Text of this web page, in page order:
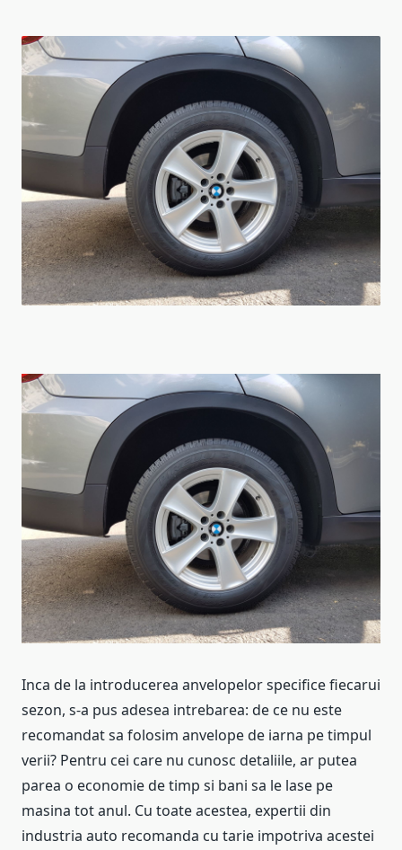
Inca de la introducerea anvelopelor specifice fiecarui
sezon, s-a pus adesea intrebarea: de ce nu este
recomandat sa folosim anvelope de iarna pe timpul
verii? Pentru cei care nu cunosc detaliile, ar putea
parea o economie de timp si bani sa le lase pe
masina tot anul. Cu toate acestea, expertii din
industria auto recomanda cu tarie impotriva acestei